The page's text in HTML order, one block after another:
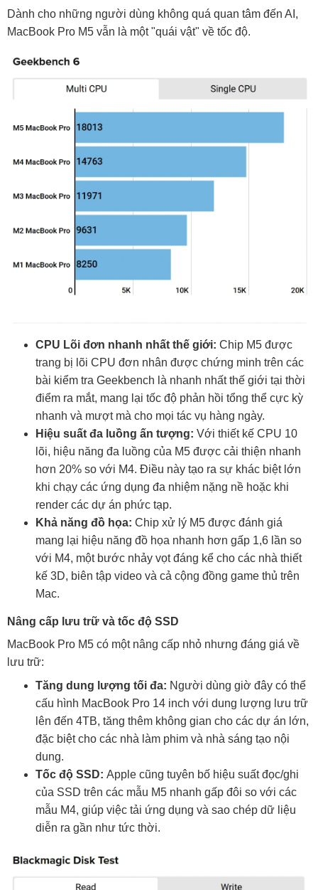
Dành cho những người dùng không quá quan tâm đến AI,
MacBook Pro M5 vẫn là một "quái vật" về tốc độ.
CPU Lõi đơn nhanh nhất thế giới: Chip M5 được
trang bị lõi CPU đơn nhân được chứng minh trên các
bài kiểm tra Geekbench là nhanh nhất thế giới tại thời
điểm ra mắt, mang lại tốc độ phản hồi tổng thể cực kỳ
nhanh và mượt mà cho mọi tác vụ hàng ngày.
Hiệu suất đa luồng ấn tượng: Với thiết kế CPU 10
lõi, hiệu năng đa luồng của M5 được cải thiện nhanh
hơn 20% so với M4. Điều này tạo ra sự khác biệt lớn
khi chạy các ứng dụng đa nhiệm nặng nề hoặc khi
render các dự án phức tạp.
Khả năng đồ họa: Chip xử lý M5 được đánh giá
mang lại hiệu năng đồ họa nhanh hơn gấp 1,6 lần so
với M4, một bước nhảy vọt đáng kể cho các nhà thiết
kế 3D, biên tập video và cả cộng đồng game thủ trên
Mac.
Nâng cấp lưu trữ và tốc độ SSD
MacBook Pro M5 có một nâng cấp nhỏ nhưng đáng giá về
lưu trữ:
Tăng dung lượng tối đa: Người dùng giờ đây có thể
cấu hình MacBook Pro 14 inch với dung lượng lưu trữ
lên đến 4TB, tăng thêm không gian cho các dự án lớn,
đặc biệt cho các nhà làm phim và nhà sáng tạo nội
dung.
Tốc độ SSD: Apple cũng tuyên bố hiệu suất đọc/ghi
của SSD trên các mẫu M5 nhanh gấp đôi so với các
mẫu M4, giúp việc tải ứng dụng và sao chép dữ liệu
diễn ra gần như tức thời.